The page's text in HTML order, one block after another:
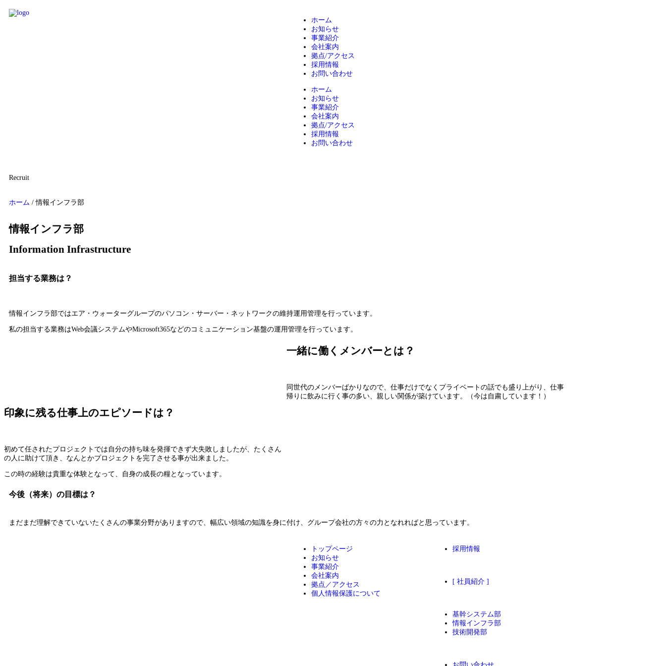
ホーム
お知らせ
事業紹介
会社案内
拠点/アクセス
採用情報
お問い合わせ
ホーム
お知らせ
事業紹介
会社案内
拠点/アクセス
採用情報
お問い合わせ
Recruit
ホーム /情報インフラ部
情報インフラ部
Information Infrastructure
担当する業務は？
情報インフラ部ではエア・ウォーターグループのパソコン・サーバー・ネットワークの維持運用管理を行っています。
私の担当する業務はWeb会議システムやMicrosoft365などのコミュニケーション基盤の運用管理を行っています。
一緒に働くメンバーとは？
同世代のメンバーばかりなので、仕事だけでなくプライベートの話でも盛り上がり、仕事
帰りに飲みに行く事の多い、親しい関係が築けています。（今は自粛しています！）
印象に残る仕事上のエピソードは？
初めて任されたプロジェクトでは自分の持ち味を発揮できず大失敗しましたが、たくさん
の人に助けて頂き、なんとかプロジェクトを完了させる事が出来ました。
この時の経験は貴重な体験となって、自身の成長の糧となっています。
今後（将来）の目標は？
まだまだ理解できていないたくさんの事業分野がありますので、幅広い領域の知識を身に付け、グループ会社の方々の力となれればと思っています。
トップページ
お知らせ
事業紹介
会社案内
拠点／アクセス
個人情報保護について
採用情報
[ 社員紹介 ]
基幹システム部
情報インフラ部
技術開発部